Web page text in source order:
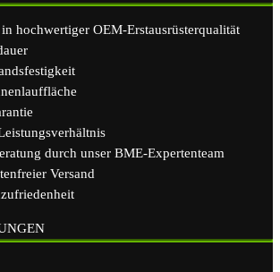
hochwertiger OEM-Erstausrüsterqualität
durch unser BME-Expertenteam
Versand